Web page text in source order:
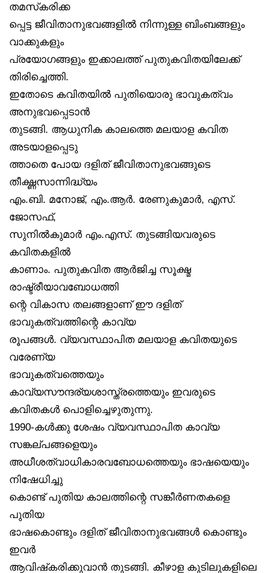
തമസ്‌കരിക്ക
പ്പെട്ട ജീവിതാനുഭവങ്ങളിൽ നിന്നുള്ള ബിംബങ്ങളും
വാക്കുകളും
പ്രയോഗങ്ങളും ഇക്കാലത്ത് പുതുകവിതയിലേക്ക്
തിരിച്ചെത്തി.
ഇതോടെ കവിതയിൽ പുതിയൊരു ഭാവുകത്വം
അനുഭവപ്പെടാൻ
തുടങ്ങി. ആധുനിക കാലത്തെ മലയാള കവിത
അടയാളപ്പെടു
ത്താതെ പോയ ദളിത് ജീവിതാനുഭവങ്ങുടെ
തീക്ഷ്ണസാന്നിദ്ധ്യം
എം.ബി. മനോജ്, എം.ആർ. രേണുകുമാർ, എസ്.
ജോസഫ്,
സുനിൽകുമാർ എം.എസ്. തുടങ്ങിയവരുടെ
കവിതകളിൽ
കാണാം. പുതുകവിത ആർജിച്ച സൂക്ഷ്മ
രാഷ്ട്രീയാവബോധത്തി
ന്റെ വികാസ തലങ്ങളാണ് ഈ ദളിത്
ഭാവുകത്വത്തിന്റെ കാവ്യ
രൂപങ്ങൾ. വ്യവസ്ഥാപിത മലയാള കവിതയുടെ
വരേണ്യ
ഭാവുകത്വത്തെയും
കാവ്യസൗന്ദര്യശാസ്ത്രത്തെയും ഇവരുടെ
കവിതകൾ പൊളിച്ചെഴുതുന്നു.
1990-കൾക്കു ശേഷം വ്യവസ്ഥാപിത കാവ്യ
സങ്കല്പങ്ങളെയും
അധീശത്വാധികാരവബോധത്തെയും ഭാഷയെയും
നിഷേധിച്ചു
കൊണ്ട് പുതിയ കാലത്തിന്റെ സങ്കീർണതകളെ
പുതിയ
ഭാഷകൊണ്ടും ദളിത് ജീവിതാനുഭവങ്ങൾ കൊണ്ടും
ഇവർ
ആവിഷ്‌കരിക്കുവാൻ തുടങ്ങി. കീഴാള കുടിലുകളിലെ